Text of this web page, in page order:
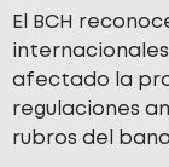
El BCH
afectado la
regulaciones
rubros del